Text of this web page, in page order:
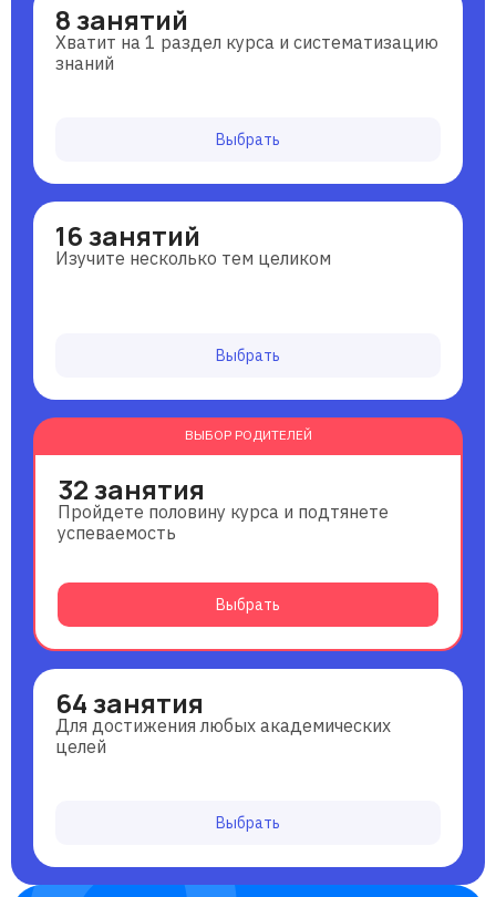
8 занятий
Хватит на 1 раздел курса и систематизацию
знаний
Выбрать
16 занятий
Изучите несколько тем целиком
Выбрать
ВЫБОР РОДИТЕЛЕЙ
32 занятия
Пройдете половину курса и подтянете
успеваемость
Выбрать
64 занятия
Для достижения любых академических
целей
Выбрать